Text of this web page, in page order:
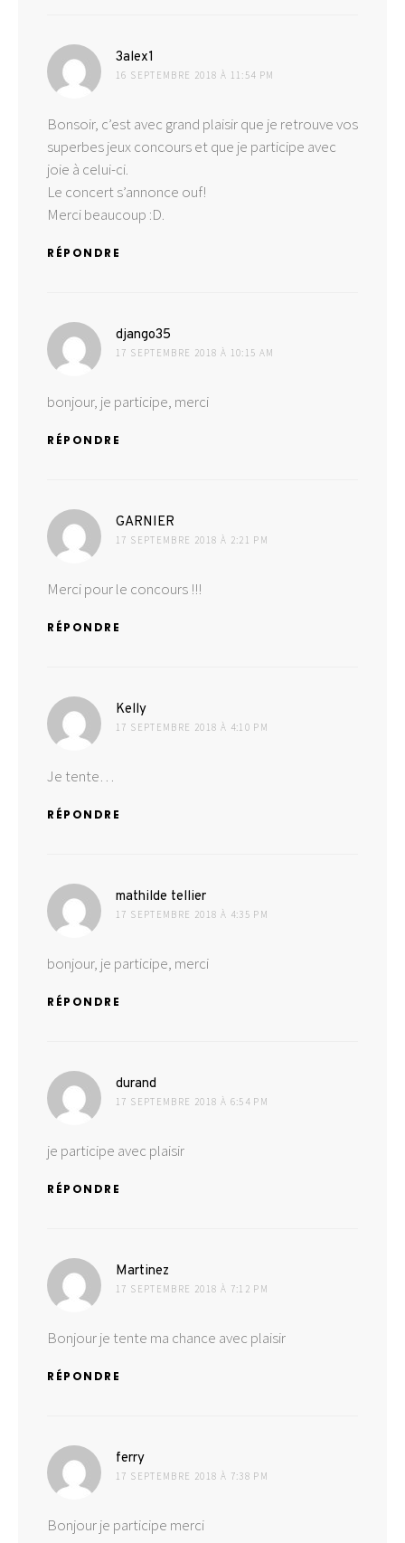
3alex1
16 SEPTEMBRE 2018 À 11:54 PM
Bonsoir, c’est avec grand plaisir que je retrouve vos
superbes jeux concours et que je participe avec
joie à celui-ci.
Le concert s’annonce ouf!
Merci beaucoup :D.
RÉPONDRE
django35
17 SEPTEMBRE 2018 À 10:15 AM
bonjour, je participe, merci
RÉPONDRE
GARNIER
17 SEPTEMBRE 2018 À 2:21 PM
Merci pour le concours !!!
RÉPONDRE
Kelly
17 SEPTEMBRE 2018 À 4:10 PM
Je tente…
RÉPONDRE
mathilde tellier
17 SEPTEMBRE 2018 À 4:35 PM
bonjour, je participe, merci
RÉPONDRE
durand
17 SEPTEMBRE 2018 À 6:54 PM
je participe avec plaisir
RÉPONDRE
Martinez
17 SEPTEMBRE 2018 À 7:12 PM
Bonjour je tente ma chance avec plaisir
RÉPONDRE
ferry
17 SEPTEMBRE 2018 À 7:38 PM
Bonjour je participe merci